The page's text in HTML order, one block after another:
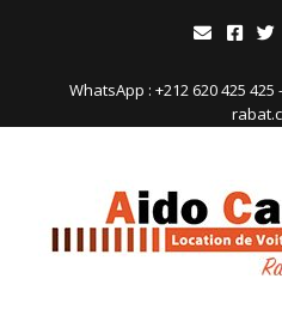
WhatsApp : +212 620 425